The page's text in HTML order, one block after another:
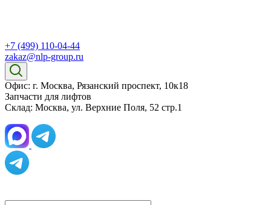
+7 (499) 110-04-44
zakaz@nlp-group.ru
Офис: г. Москва, Рязанский проспект, 10к18
Запчасти для лифтов
Склад: Москва, ул. Верхние Поля, 52 стр.1